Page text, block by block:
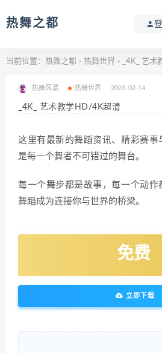
热舞之都
当前位置： 热舞之都 > 热舞世界 > _4K_ 艺
热舞风暴 热舞世界 2023-02-14
_4K_ 艺术教学HD/4K超清
这里有最新的舞蹈资讯、精彩赛事
是每一个舞者不可错过的舞台。
每一个舞步都是故事，每一个动作
舞蹈成为连接你与世界的桥梁。
免费
立即下载